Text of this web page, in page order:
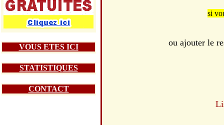
VOUS ETES ICI
STATISTIQUES
CONTACT
si
ou ajouter le